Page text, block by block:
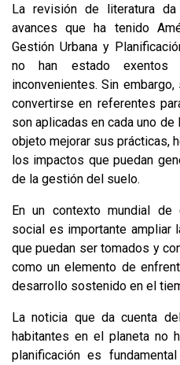
La revisión de literatura
avances que ha tenido
Gestión Urbana y
no han estado exentos
inconvenientes. Sin
convertirse en referentes
son aplicadas en cada uno
objeto mejorar sus prácticas,
los impactos que puedan
de la gestión del suelo.
En un contexto mundial
social es importante ampliar
que puedan ser tomados y
como un elemento de
desarrollo sostenido en el
La noticia que da cuenta
habitantes en el planeta no
planificación es